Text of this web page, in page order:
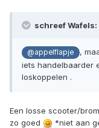
schreef Wafels:
@appelflapje
,
iets handelbaarder
loskoppelen .
Een losse scooter/
zo goed
*niet aan